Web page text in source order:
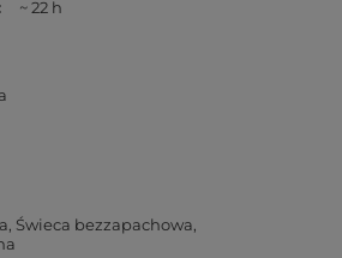
~ 22 h
Świeca bezzapachowa